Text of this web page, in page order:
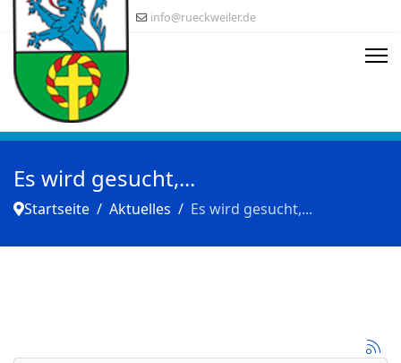
info@rueckweiler.de
Es wird gesucht,...
Startseite Aktuelles Es wird gesucht,...